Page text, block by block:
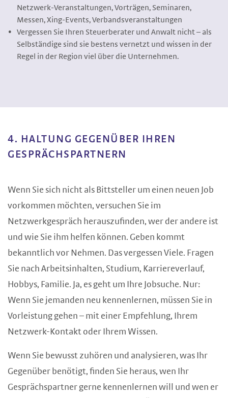
Netzwerk-Veranstaltungen, Vorträgen, Seminaren,
Messen, Xing-Events, Verbandsveranstaltungen
Vergessen Sie Ihren Steuerberater und Anwalt nicht – als
Selbständige sind sie bestens vernetzt und wissen in der
Regel in der Region viel über die Unternehmen.
4. HALTUNG GEGENÜBER IHREN
GESPRÄCHSPARTNERN
Wenn Sie sich nicht als Bittsteller um einen neuen Job
vorkommen möchten, versuchen Sie im
Netzwerkgespräch herauszufinden, wer der andere ist
und wie Sie ihm helfen können. Geben kommt
bekanntlich vor Nehmen. Das vergessen Viele. Fragen
Sie nach Arbeitsinhalten, Studium, Karriereverlauf,
Hobbys, Familie. Ja, es geht um Ihre Jobsuche. Nur:
Wenn Sie jemanden neu kennenlernen, müssen Sie in
Vorleistung gehen – mit einer Empfehlung, Ihrem
Netzwerk-Kontakt oder Ihrem Wissen.
Wenn Sie bewusst zuhören und analysieren, was Ihr
Gegenüber benötigt, finden Sie heraus, wen Ihr
Gesprächspartner gerne kennenlernen will und wen er